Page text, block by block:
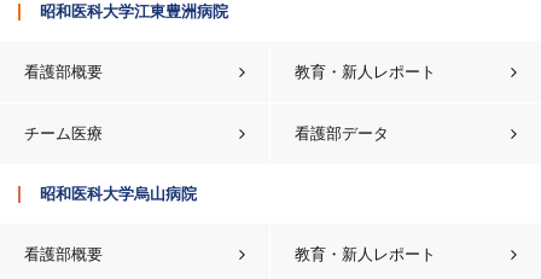
昭和医科大学江東豊洲病院
看護部概要
チーム医療
教育・新人レポート
看護部データ
昭和医科大学烏山病院
看護部概要 教育・新人レポート